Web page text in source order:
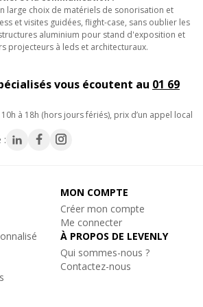
entre source et équipement de
les risques d'interférence liés à la
les cordons et appareils à connectique
:
en grande salle, gymnase ou lieu de
pour diffusion musicale en espace
ou espace événementiel.
:
large choix de matériels de sonorisation et
et visites guidées, flight-case, sans oublier les
aluminium pour stand d'exposition et
projecteurs à leds et architecturaux.
vous écoutent au 01 69
à 18h (hors jours fériés), prix d’un appel local
:
MON COMPTE
Créer mon compte
Me connecter
À PROPOS DE LEVENLY
Qui sommes-nous ?
Contactez-nous